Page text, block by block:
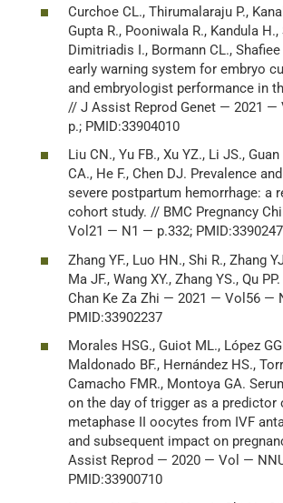
Curchoe CL., Thirumalaraju P.,
Gupta R., Pooniwala R., Kandula
Dimitriadis I., Bormann CL.,
early warning system for embryo
and embryologist performance in
// J Assist Reprod Genet — 2021
p.; PMID:33904010
Liu CN., Yu FB., Xu YZ., Li JS.,
CA., He F., Chen DJ. Prevalence
severe postpartum hemorrhage: a
cohort study. // BMC Pregnancy
Vol21 — N1 — p.332;
Zhang YF., Luo HN., Shi R., Zhang
Ma JF., Wang XY., Zhang YS., Qu
Chan Ke Za Zhi — 2021 — Vol56 —
PMID:33902237
Morales HSG., Guiot ML., López
Maldonado BF., Hernández HS.,
Camacho FMR., Montoya GA.
on the day of trigger as a predictor
metaphase II oocytes from IVF
and subsequent impact on
Assist Reprod — 2020 — Vol —
PMID:33900710